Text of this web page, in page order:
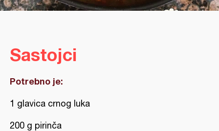
Sastojci
Potrebno je:
1 glavica crnog luka
200 g pirinča